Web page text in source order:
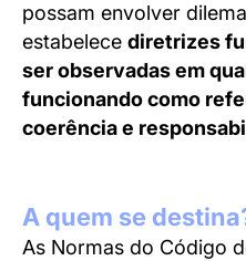
possam envolver
estabelece diretrizes
ser observadas em
funcionando como
coerência e
A quem se
As Normas do Código